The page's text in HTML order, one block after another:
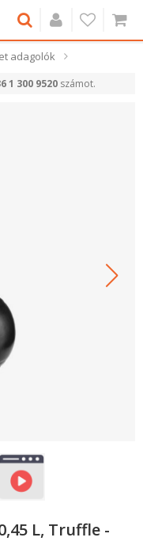
adagolók
1 300 9520számot.
L, Truffle -